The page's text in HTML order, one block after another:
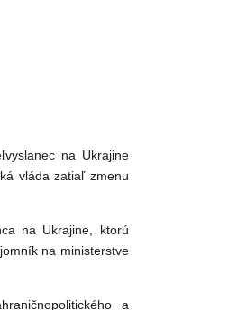
na Ukrajine
vláda zatiaľ zmenu
na Ukrajine, ktorú
na ministerstve
a